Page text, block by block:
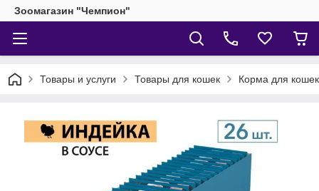
Зоомагазин "Чемпион"
Товары и услуги Товары для кошек Корма для кошек